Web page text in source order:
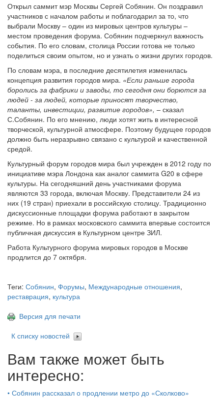
Открыл саммит мэр Москвы Сергей Собянин. Он поздравил
участников с началом работы и поблагодарил за то, что
выбрали Москву – один из мировых центров культуры –
местом проведения форума. Собянин подчеркнул важность
события. По его словам, столица России готова не только
поделиться своим опытом, но и узнать о жизни других городов.
По словам мэра, в последние десятилетия изменилась
концепция развития городов мира. «Если раньше города
боролись за фабрики и заводы, то сегодня они борются за
людей - за людей, которые приносят творчество,
таланты, инвестиции, развитие городов», – сказал
С.Собянин. По его мнению, люди хотят жить в интересной
творческой, культурной атмосфере. Поэтому будущее городов
должно быть неразрывно связано с культурой и качественной
средой.
Культурный форум городов мира был учрежден в 2012 году по
инициативе мэра Лондона как аналог саммита G20 в сфере
культуры. На сегодняшний день участниками форума
являются 33 города, включая Москву. Представители 24 из
них (19 стран) приехали в российскую столицу. Традиционно
дискуссионные площадки форума работают в закрытом
режиме. Но в рамках московского саммита впервые состоится
публичная дискуссия в Культурном центре ЗИЛ.
Работа Культурного форума мировых городов в Москве
продлится до 7 октября.
Теги: Собянин, Форумы, Международные отношения,
реставрация, культура
Версия для печати
К списку новостей
Вам также может быть
интересно:
• Собянин рассказал о продлении метро до «Сколково»